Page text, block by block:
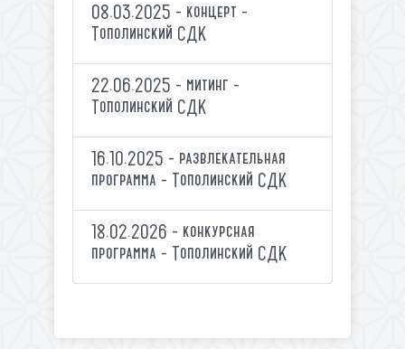
08.03.2025 - концерт -
Тополинский СДК
22.06.2025 - митинг -
Тополинский СДК
16.10.2025 - развлекательная
программа - Тополинский СДК
18.02.2026 - конкурсная
программа - Тополинский СДК